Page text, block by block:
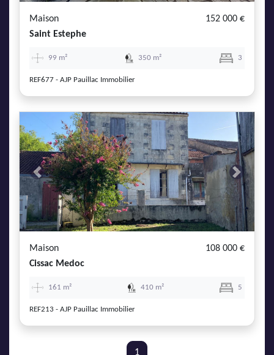
Maison
152 000 €
Saint Estephe
99 m² 350 m² 3
REF677 - AJP Pauillac Immobilier
Previous Next
Maison
108 000 €
Cissac Medoc
161 m² 410 m² 5
REF213 - AJP Pauillac Immobilier
1